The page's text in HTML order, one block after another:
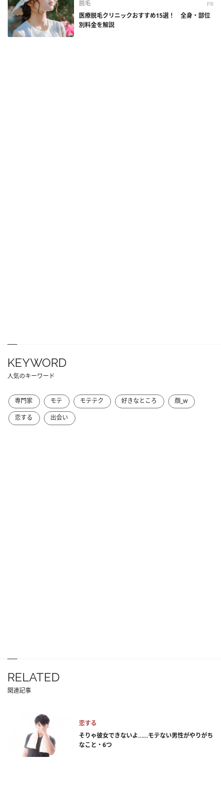
脱毛 PR
医療脱毛クリニックおすすめ15選！ 全身・部位
別料金を解説
KEYWORD
人気のキーワード
専門家 モテ モテテク 好きなところ
顔_w
恋する
出会い
RELATED
関連記事
恋する
そりゃ彼女できないよ……モテない男性がやりがち
なこと・6つ